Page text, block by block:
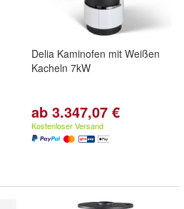
Delia Kaminofen mit Weißen
Kacheln 7kW
ab 3.347,07 €
Kostenloser Versand